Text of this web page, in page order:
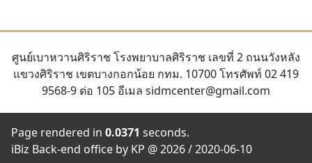
ศูนย์เบาหวานศิริราช โรงพยาบาลศิริราช เลขที่ 2 ถนนวังหลัง
แขวงศิริราช เขตบางกอกน้อย กทม. 10700 โทรศัพท์ 02 419
9568-9 ต่อ 105 อีเมล sidmcenter@gmail.com
Page rendered in 0.0371 seconds.
iBiz Back-end office by KP @ 2026 / 2020-06-10